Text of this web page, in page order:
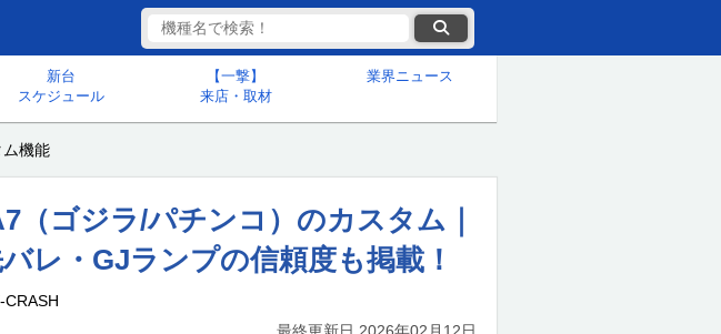
新台
スケジュール
【一撃】
来店・取材
業界ニュース
ム機能
（ゴジラ/パチンコ）のカスタム｜
レ・GJランプの信頼度も掲載！